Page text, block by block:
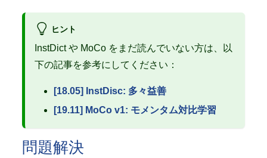
ヒント
InstDict や MoCo をまだ読んでいない方は、以
下の記事を参考にしてください：
[18.05] InstDisc: 多々益善
[19.11] MoCo v1: モメンタム対比学習
問題解決